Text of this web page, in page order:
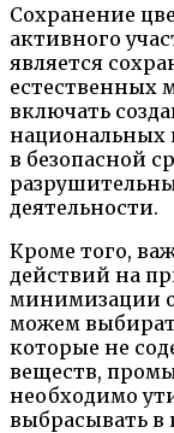
Сохранение
активного
является
естественных
включать
национальных
в безопасной
деятельности.
Кроме того,
действий на
минимизации
можем
которые не
веществ,
необходимо
выбрасывать в